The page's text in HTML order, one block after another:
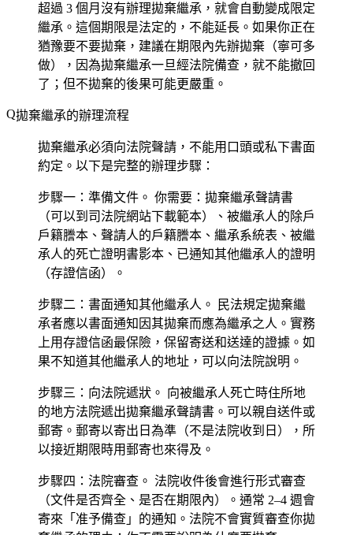
超過 3 個月沒有辦理拋棄繼承，就會自動變成限定
繼承。這個期限是法定的，不能延長。如果你正在
猶豫要不要拋棄，建議在期限內先辦拋棄（寧可多
做），因為拋棄繼承一旦經法院備查，就不能撤回
了；但不拋棄的後果可能更嚴重。
拋棄繼承的辦理流程
拋棄繼承必須向法院聲請，不能用口頭或私下書面
約定。以下是完整的辦理步驟：
步驟一：準備文件。 你需要：拋棄繼承聲請書
（可以到司法院網站下載範本）、被繼承人的除戶
戶籍謄本、聲請人的戶籍謄本、繼承系統表、被繼
承人的死亡證明書影本、已通知其他繼承人的證明
（存證信函）。
步驟二：書面通知其他繼承人。
民法規定拋棄繼
承者應以書面通知因其拋棄而應為繼承之人。實務
上用存證信函最保險，保留寄送和送達的證據。如
果不知道其他繼承人的地址，可以向法院說明。
步驟三：向法院遞狀。 向被繼承人死亡時住所地
的地方法院遞出拋棄繼承聲請書。可以親自送件或
郵寄。郵寄以寄出日為準（不是法院收到日），所
以接近期限時用郵寄也來得及。
步驟四：法院審查。 法院收件後會進行形式審查
（文件是否齊全、是否在期限內）。通常 2–4 週會
寄來「准予備查」的通知。法院不會實質審查你拋